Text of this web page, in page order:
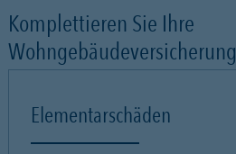
Komplettieren Sie Ihre
Wohngebäudeversicherung
Elementarschäden